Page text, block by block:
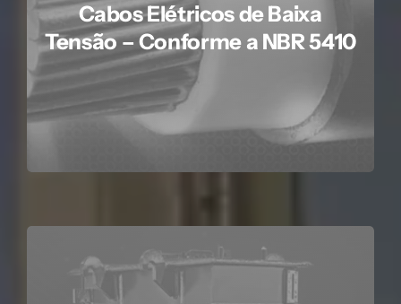
Cabos Elétricos de Baixa
Tensão – Conforme a NBR 5410